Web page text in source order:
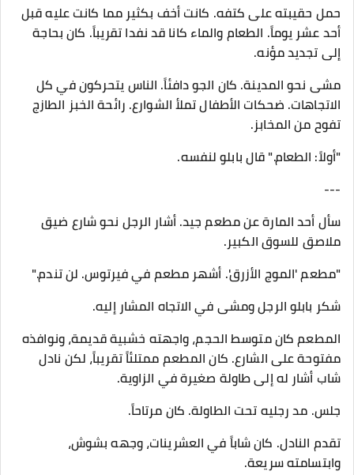
حمل حقيبته على كتفه. كانت أخف بكثير مما كانت عليه قبل
أحد عشر يوماً. الطعام والماء كانا قد نفدا تقريباً. كان بحاجة
إلى تجديد مؤنه.
مشى نحو المدينة. كان الجو دافئاً. الناس يتحركون في كل
الاتجاهات. ضحكات الأطفال تملأ الشوارع. رائحة الخبز الطازج
تفوح من المخابز.
"أولاً: الطعام." قال بابلو لنفسه.
---
سأل أحد المارة عن مطعم جيد. أشار الرجل نحو شارع ضيق
ملاصق للسوق الكبير.
"مطعم 'الموج الأزرق'. أشهر مطعم في فيرتوس. لن تندم."
شكر بابلو الرجل ومشى في الاتجاه المشار إليه.
المطعم كان متوسط الحجم، واجهته خشبية قديمة، ونوافذه
مفتوحة على الشارع. كان المطعم ممتلئاً تقريباً، لكن نادل
شاب أشار له إلى طاولة صغيرة في الزاوية.
جلس. مد رجليه تحت الطاولة. كان مرتاحاً.
تقدم النادل. كان شاباً في العشرينات، وجهه بشوش،
وابتسامته سريعة.